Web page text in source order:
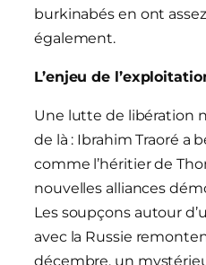
burkinabés en ont
également.
L’enjeu de
Une lutte de libération
de là : Ibrahim Traoré a
comme l’héritier de
nouvelles alliances
Les soupçons autour
avec la Russie
décembre, un